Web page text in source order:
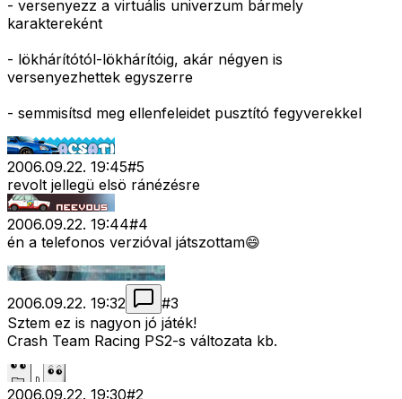
- versenyezz a virtuális univerzum bármely
karaktereként
- lökhárítótól-lökhárítóig, akár négyen is
versenyezhettek egyszerre
- semmisítsd meg ellenfeleidet pusztító fegyverekkel
2006.09.22. 19:45#5
revolt jellegü elsö ránézésre
2006.09.22. 19:44#4
én a telefonos verzióval játszottam😄
2006.09.22. 19:32 #3
Sztem ez is nagyon jó játék!
Crash Team Racing PS2-s változata kb.
2006.09.22. 19:30#2